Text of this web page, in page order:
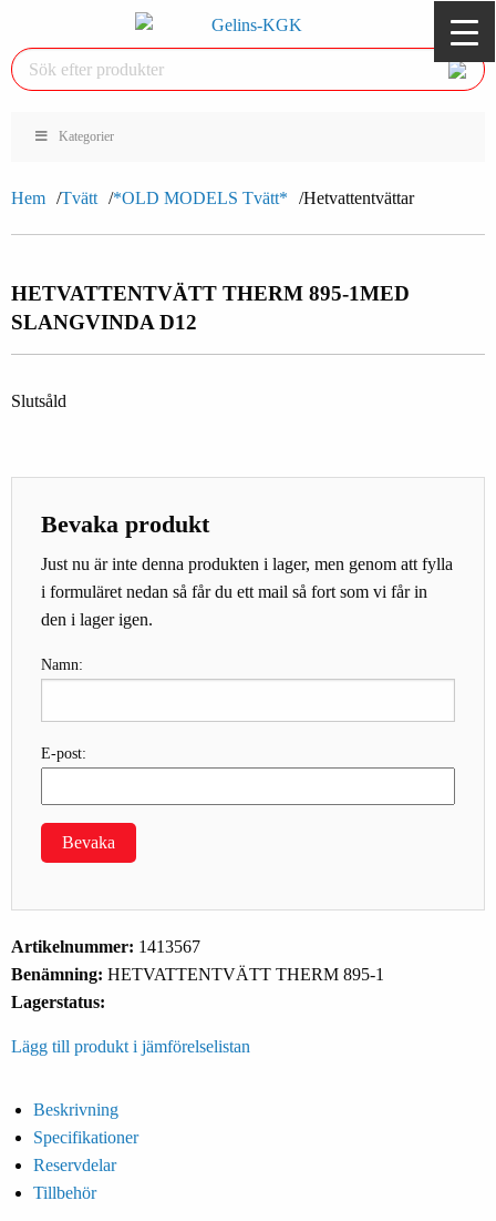
Kategorier
Hem Tvätt *OLD MODELS Tvätt* Hetvattentvättar
HETVATTENTVÄTT THERM 895-1MED
SLANGVINDA D12
Slutsåld
Bevaka produkt
Just nu är inte denna produkten i lager, men genom att fylla
i formuläret nedan så får du ett mail så fort som vi får in
den i lager igen.
Namn:
E-post:
Bevaka
Artikelnummer: 1413567
Benämning: HETVATTENTVÄTT THERM 895-1
Lagerstatus:
Lägg till produkt i jämförelselistan
Beskrivning
Specifikationer
Reservdelar
Tillbehör